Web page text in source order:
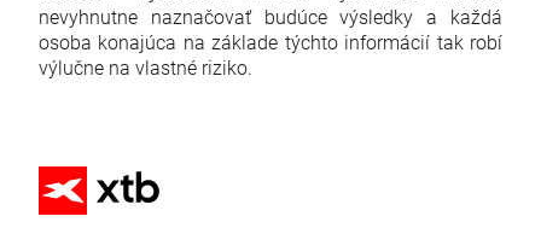
nevyhnutne naznačovať budúce výsledky a každá
osoba konajúca na základe týchto informácií tak robí
výlučne na vlastné riziko.